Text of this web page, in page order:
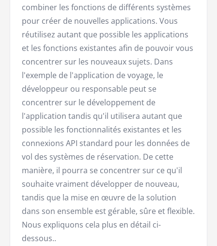
combiner les fonctions de différents systèmes
pour créer de nouvelles applications. Vous
réutilisez autant que possible les applications
et les fonctions existantes afin de pouvoir vous
concentrer sur les nouveaux sujets. Dans
l'exemple de l'application de voyage, le
développeur ou responsable peut se
concentrer sur le développement de
l'application tandis qu'il utilisera autant que
possible les fonctionnalités existantes et les
connexions API standard pour les données de
vol des systèmes de réservation. De cette
manière, il pourra se concentrer sur ce qu'il
souhaite vraiment développer de nouveau,
tandis que la mise en œuvre de la solution
dans son ensemble est gérable, sûre et flexible.
Nous expliquons cela plus en détail ci-
dessous..